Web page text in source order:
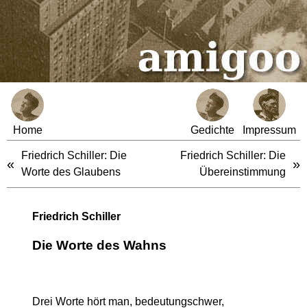
Home Gedichte Impressum
«
Friedrich Schiller: Die
Worte des Glaubens
Friedrich Schiller: Die
Übereinstimmung
»
Friedrich Schiller
Die Worte des Wahns
Drei Worte hört man, bedeutungschwer,